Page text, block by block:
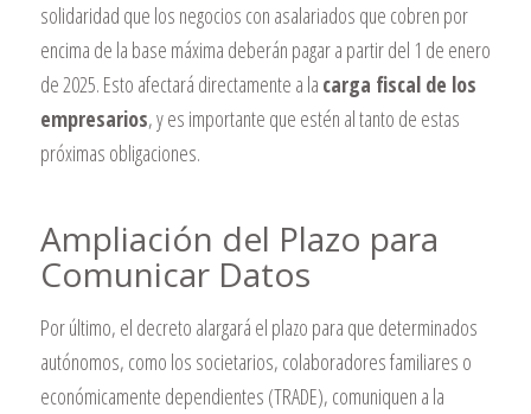
solidaridad que los negocios con asalariados que cobren por
encima de la base máxima deberán pagar a partir del 1 de enero
de 2025. Esto afectará directamente a la carga fiscal de los
empresarios, y es importante que estén al tanto de estas
próximas obligaciones.
Ampliación del Plazo para
Comunicar Datos
Por último, el decreto alargará el plazo para que determinados
autónomos, como los societarios, colaboradores familiares o
económicamente dependientes (TRADE), comuniquen a la